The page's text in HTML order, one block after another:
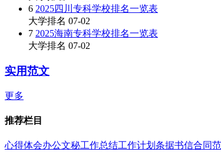
6 2025四川专科学校排名一览表
大学排名 07-02
7 2025海南专科学校排名一览表
大学排名 07-02
实用范文
更多
推荐栏目
心得体会办公文秘工作总结工作计划 条据书信合同